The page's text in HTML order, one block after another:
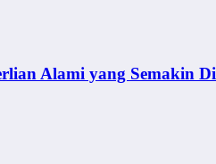
Alami yang Semakin